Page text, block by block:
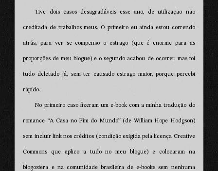
Tive dois casos desagradáveis esse ano, de utilização não
creditada de trabalhos meus. O primeiro eu ainda estou correndo
atrás, para ver se compenso o estrago (que é enorme para as
proporções de meu blogue) e o segundo acabou de ocorrer, mas foi
tudo deletado já, sem ter causado estrago maior, porque percebi
rápido.
No primeiro caso fizeram um e-book com a minha tradução do
romance “A Casa no Fim do Mundo” (de William Hope Hodgson)
sem incluir link nos créditos (condição exigida pela licença Creative
Commons que aplico a tudo no meu blogue) e colocaram na
blogosfera e na comunidade brasileira de e-books sem nenhuma